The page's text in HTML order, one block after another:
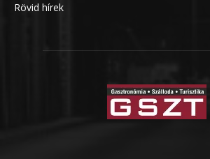
Rövid hírek